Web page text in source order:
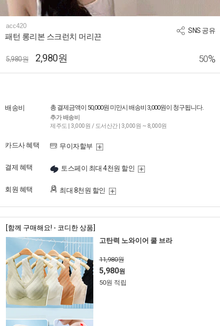
SNS 공유
acc420
패턴 롱리본 스크런치 머리끈
5,980원 2,980원 50%
배송비 총 결제금액이 50,000원 미만시 배송비 3,000원이 청구됩니다.
추가 배송비
제주도 | 3,000원 / 도서산간 | 3,000원 ~ 8,000원
카드사 혜택 무이자할부
결제 혜택 토스페이 최대 4천원 할인
회원 혜택 최대 8천원 할인
[함께 구매해요! - 코디한 상품]
고탄력 노와이어 쿨 브라
11,980원
5,980원
50원 적립